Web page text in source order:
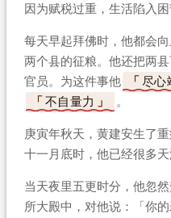
因为赋税过重，生活陷入困
每天早起拜佛时，他都会
两个县的征粮。他还把两
官员。为这件事他
尽心
不自量力
。
庚寅年秋天，黄建安生了
十一月底时，他已经很多天
当天夜里五更时分，他忽
所大殿中，对他说：「你